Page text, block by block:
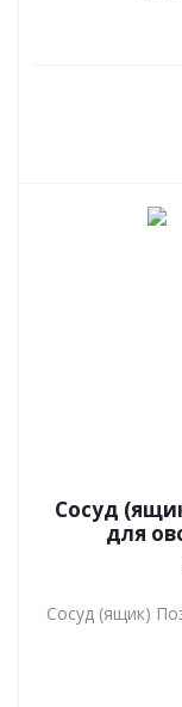
Сосуд
для
Сосуд (ящик)